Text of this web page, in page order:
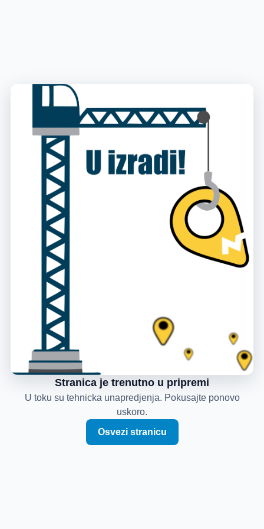
Stranica je trenutno u pripremi
U toku su tehnicka unapredjenja. Pokusajte ponovo
uskoro.
Osvezi stranicu